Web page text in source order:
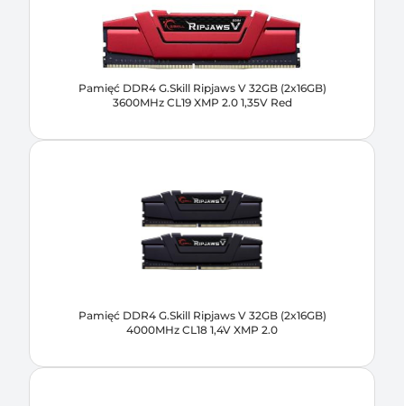
Pamięć DDR4 G.Skill Ripjaws V 32GB (2x16GB)
3600MHz CL19 XMP 2.0 1,35V Red
Pamięć DDR4 G.Skill Ripjaws V 32GB (2x16GB)
4000MHz CL18 1,4V XMP 2.0